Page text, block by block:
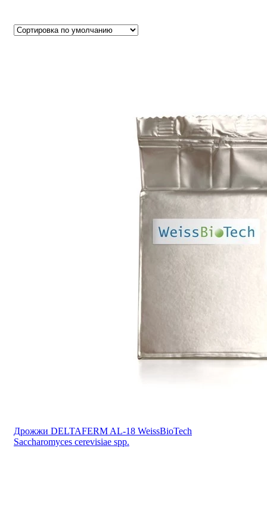
Дрожжи DELTAFERM AL-18 WeissBioTech
Saccharomyces cerevisiae spp.